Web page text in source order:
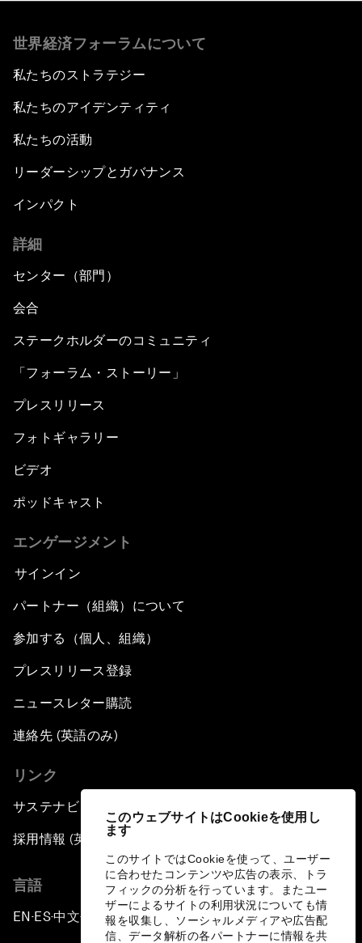
このウェブサイトはCookieを使用し
ます
このサイトではCookieを使って、ユーザー
に合わせたコンテンツや広告の表示、トラ
フィックの分析を行っています。またユー
ザーによるサイトの利用状況についても情
報を収集し、ソーシャルメディアや広告配
信、データ解析の各パートナーに情報を共
世界経済フォーラムについて
私たちのストラテジー
私たちのアイデンティティ
私たちの活動
リーダーシップとガバナンス
インパクト
詳細
センター（部門）
会合
ステークホルダーのコミュニティ
「フォーラム・ストーリー」
プレスリリース
フォトギャラリー
ビデオ
ポッドキャスト
エンゲージメント
サインイン
パートナー（組織）について
参加する（個人、組織）
プレスリリース登録
ニュースレター購読
連絡先 (英語のみ)
リンク
サステナビリティへの取り組み
採用情報 (英語のみ)
言語
EN ▪ES▪中文▪ 日本語